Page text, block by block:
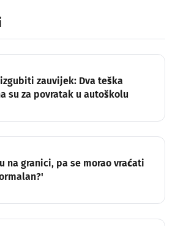
zauvijek: Dva teška
su za povratak u autoškolu
na granici, pa se morao vraćati